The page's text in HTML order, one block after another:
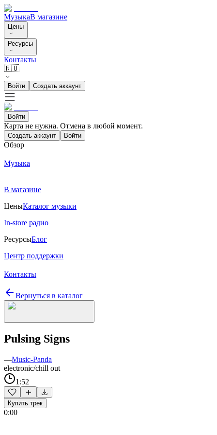
МузыкаВ магазине
Цены
Ресурсы
Контакты
🇷🇺
Войти Создать аккаунт
Войти
Карта не нужна. Отмена в любой момент.
Создать аккаунт Войти
Обзор
Музыка
В магазине
ЦеныКаталог музыки
In-store радио
РесурсыБлог
Центр поддержки
Контакты
Вернуться в каталог
Pulsing Signs
—Music-Panda
electronic/chill out
1:52
Купить трек
0:00